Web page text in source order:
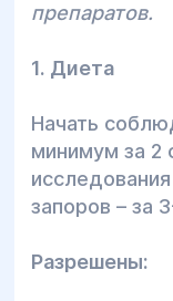
препаратов.
1. Диета
Начать
минимум за 2
запоров – за
Разрешены: